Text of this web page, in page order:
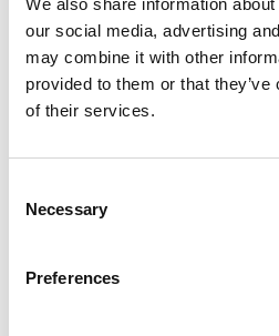
We also share information
our social media, advertising
may combine it with other
provided to them or that
of their services.
Necessary
Preferences